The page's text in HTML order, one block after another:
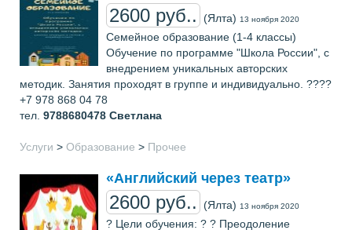
2600 руб.. (Ялта) 13 ноября 2020
Семейное образование (1-4 классы)
Обучение по программе "Школа России", с
внедрением уникальных авторских
методик. Занятия проходят в группе и индивидуально. ????
+7 978 868 04 78
тел. 9788680478 Светлана
Услуги > Образование > Прочее
«Английский через театр»
2600 руб.. (Ялта) 13 ноября 2020
? Цели обучения: ? ? Преодоление